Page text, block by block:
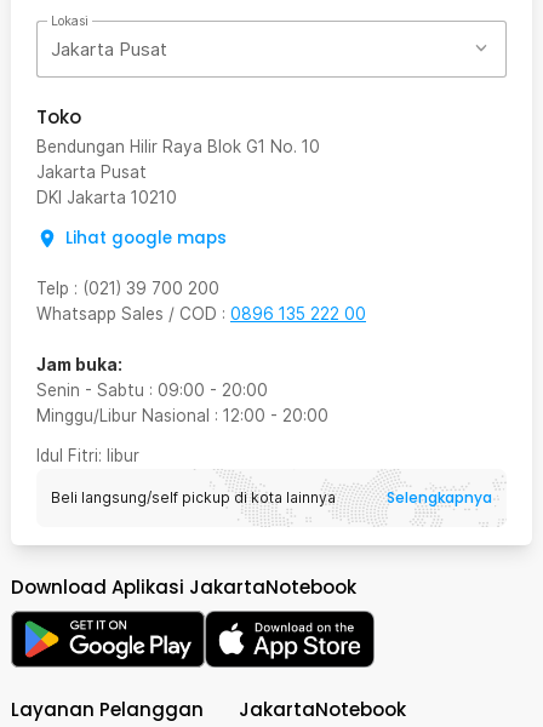
Lokasi
Jakarta Pusat
Toko
Bendungan Hilir Raya Blok G1 No. 10
Jakarta Pusat
DKI Jakarta 10210
Lihat google maps
Telp : (021) 39 700 200
Whatsapp Sales / COD : 0896 135 222 00
Jam buka:
Senin - Sabtu : 09:00 - 20:00
Minggu/Libur Nasional : 12:00 - 20:00
Idul Fitri: libur
Beli langsung/self pickup di kota lainnya Selengkapnya
Download Aplikasi JakartaNotebook
Layanan Pelanggan JakartaNotebook